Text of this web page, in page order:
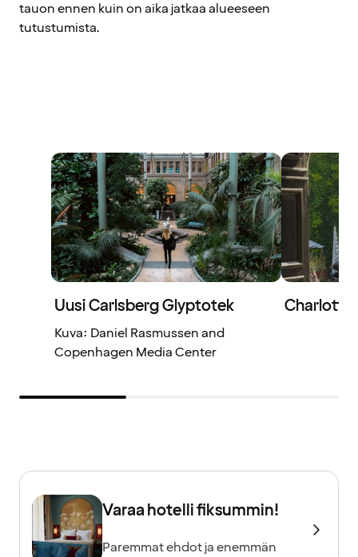
tauon ennen kuin on aika jatkaa alueeseen
tutustumista.
Uusi Carlsberg Glyptotek
Kuva: Daniel Rasmussen and
Copenhagen Media Center
Varaa hotelli fiksummin!
Paremmat ehdot ja enemmän